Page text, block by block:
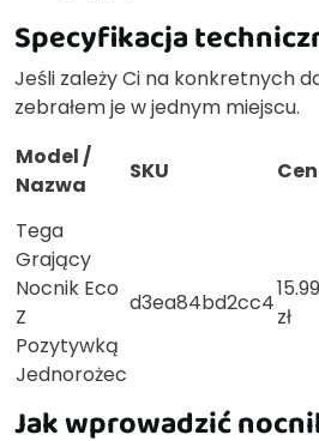
Specyfikacja
Jeśli zależy Ci na konkretnych
zebrałem je w jednym miejscu.
Model /
Nazwa
SKU
Tega
Grający
Nocnik Eco
Z
Pozytywką
Jednorożec
d3ea84bd2cc4
15.99
zł
Jak wprowadzić